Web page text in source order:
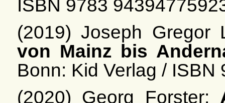
ISBN 9783
(2019) Joseph Gregor
von Mainz bis
Bonn: Kid Verlag / ISBN
(2020) Georg Forster: